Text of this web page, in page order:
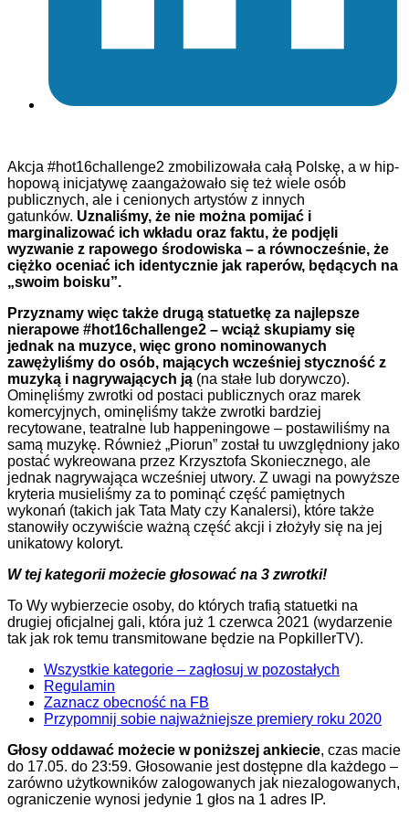
Akcja #hot16challenge2 zmobilizowała całą Polskę, a w hip-
hopową inicjatywę zaangażowało się też wiele osób
publicznych, ale i cenionych artystów z innych
gatunków. Uznaliśmy, że nie można pomijać i
marginalizować ich wkładu oraz faktu, że podjęli
wyzwanie z rapowego środowiska – a równocześnie, że
ciężko oceniać ich identycznie jak raperów, będących na
„swoim boisku”.
Przyznamy więc także drugą statuetkę za najlepsze
nierapowe #hot16challenge2 – wciąż skupiamy się
jednak na muzyce, więc grono nominowanych
zawężyliśmy do osób, mających wcześniej styczność z
muzyką i nagrywających ją (na stałe lub dorywczo).
Ominęliśmy zwrotki od postaci publicznych oraz marek
komercyjnych, ominęliśmy także zwrotki bardziej
recytowane, teatralne lub happeningowe – postawiliśmy na
samą muzykę. Również „Piorun” został tu uwzględniony jako
postać wykreowana przez Krzysztofa Skoniecznego, ale
jednak nagrywająca wcześniej utwory. Z uwagi na powyższe
kryteria musieliśmy za to pominąć część pamiętnych
wykonań (takich jak Tata Maty czy Kanalersi), które także
stanowiły oczywiście ważną część akcji i złożyły się na jej
unikatowy koloryt.
W tej kategorii możecie głosować na 3 zwrotki!
To Wy wybierzecie osoby, do których trafią statuetki na
drugiej oficjalnej gali, która już 1 czerwca 2021 (wydarzenie
tak jak rok temu transmitowane będzie na PopkillerTV).
Wszystkie kategorie – zagłosuj w pozostałych
Regulamin
Zaznacz obecność na FB
Przypomnij sobie najważniejsze premiery roku 2020
Głosy oddawać możecie w poniższej ankiecie, czas macie
do 17.05. do 23:59. Głosowanie jest dostępne dla każdego –
zarówno użytkowników zalogowanych jak niezalogowanych,
ograniczenie wynosi jedynie 1 głos na 1 adres IP.